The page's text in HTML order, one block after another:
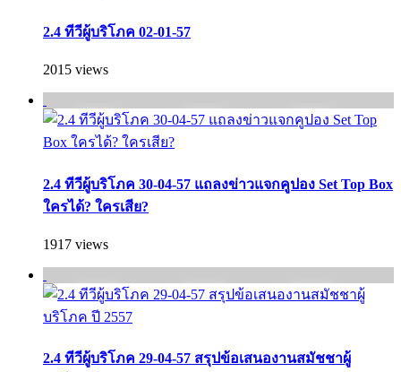
2.4 ทีวีผู้บริโภค 02-01-57
2015 views
2.4 ทีวีผู้บริโภค 30-04-57 แถลงข่าวแจกคูปอง Set Top Box
ใครได้? ใครเสีย?
1917 views
2.4 ทีวีผู้บริโภค 29-04-57 สรุปข้อเสนองานสมัชชาผู้